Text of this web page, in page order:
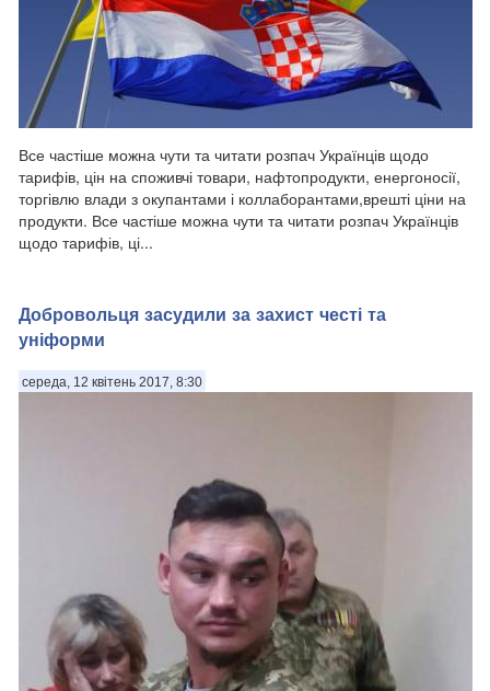
Все частіше можна чути та читати розпач Українців щодо
тарифів, цін на споживчі товари, нафтопродукти, енергоносії,
торгівлю влади з окупантами і коллаборантами,врешті ціни на
продукти. Все частіше можна чути та читати розпач Українців
щодо тарифів, ці...
Добровольця засудили за захист честі та
уніформи
середа, 12 квітень 2017, 8:30